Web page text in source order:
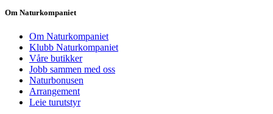
Om Naturkompaniet
Om Naturkompaniet
Klubb Naturkompaniet
Våre butikker
Jobb sammen med oss
Naturbonusen
Arrangement
Leie turutstyr